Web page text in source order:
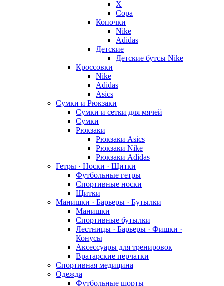
X
Copa
Копочки
Nike
Adidas
Детские
Детские бутсы Nike
Кроссовки
Nike
Adidas
Asics
Сумки и Рюкзаки
Сумки и сетки для мячей
Сумки
Рюкзаки
Рюкзаки Asics
Рюкзаки Nike
Рюкзаки Adidas
Гетры · Носки · Щитки
Футбольные гетры
Спортивные носки
Щитки
Манишки · Барьеры · Бутылки
Манишки
Спортивные бутылки
Лестницы · Барьеры · Фишки ·
Конусы
Аксессуары для тренировок
Вратарские перчатки
Спортивная медицина
Одежда
Футбольные шорты